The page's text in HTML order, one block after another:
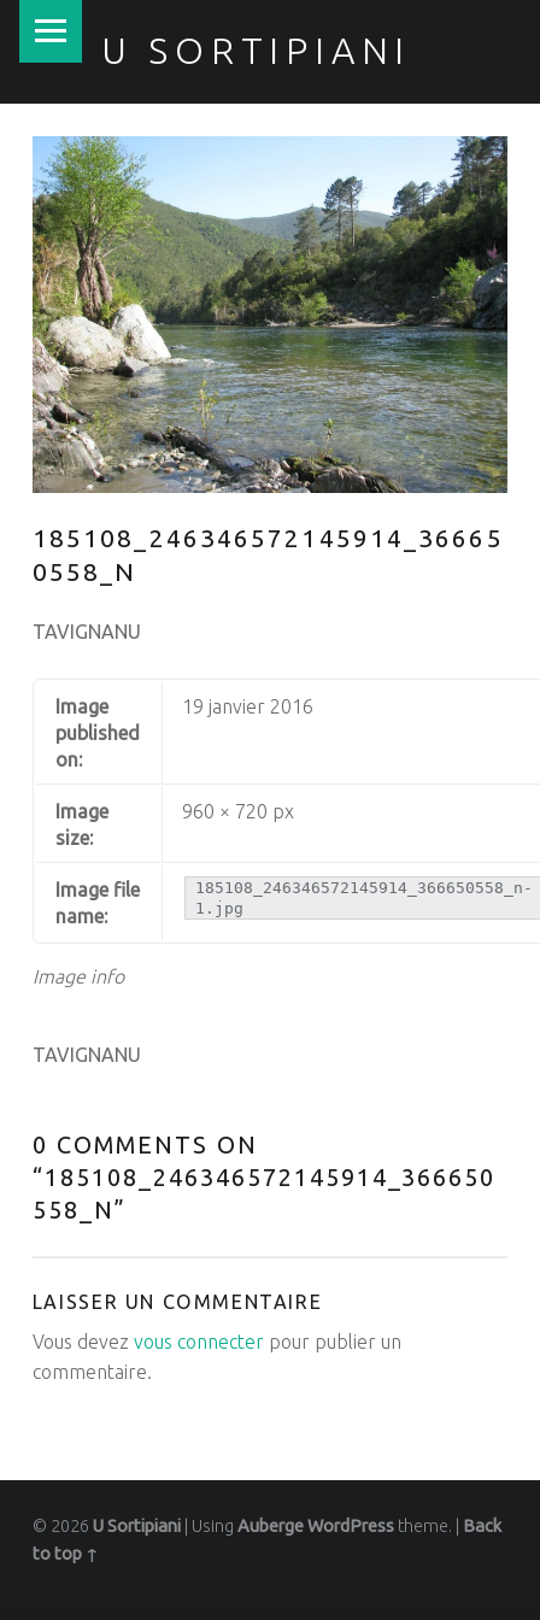
U SORTIPIANI
185108_246346572145914_36665
0558_N
TAVIGNANU
Image info
Image
published
on:
19 janvier 2016
Image
size:
960 × 720 px
Image file
name:
185108_246346572145914_366650558_n-
1.jpg
TAVIGNANU
0 COMMENTS ON
“185108_246346572145914_366650
558_N”
LAISSER UN COMMENTAIRE
Vous devez vous connecterpour publier un
commentaire.
© 2026 U Sortipiani Using AubergeWordPresstheme.
Back
to top ↑